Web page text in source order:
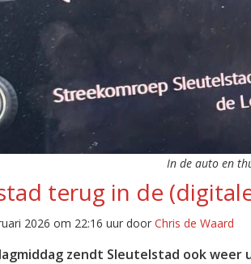
In de auto en
terug in de
2026 om 22:16 uur door Chris de Waard
zendt Sleutelstad ook